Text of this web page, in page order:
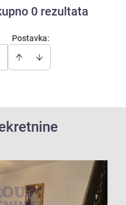
0 rezultata
Postavka: